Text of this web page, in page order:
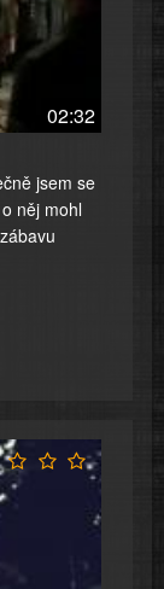
02:32
jsem se
něj mohl